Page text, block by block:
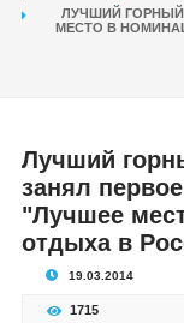
ЛУЧШИЙ ГОРНЫЙ
МЕСТО В
Лучший
занял
"Лучшее
отдыха в
19.03.2014
1715